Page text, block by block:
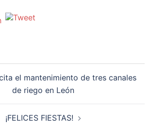
el mantenimiento de tres canales
de riego en León
¡FELICES FIESTAS!